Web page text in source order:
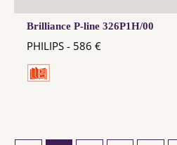
Brilliance P-line 326P1H/00
PHILIPS - 586 €